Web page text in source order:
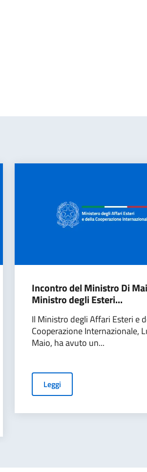
Incontro del Ministro Di
Ministro degli Esteri...
Il Ministro degli Affari Esteri e
Cooperazione Internazionale,
Maio, ha avuto un...
Leggi